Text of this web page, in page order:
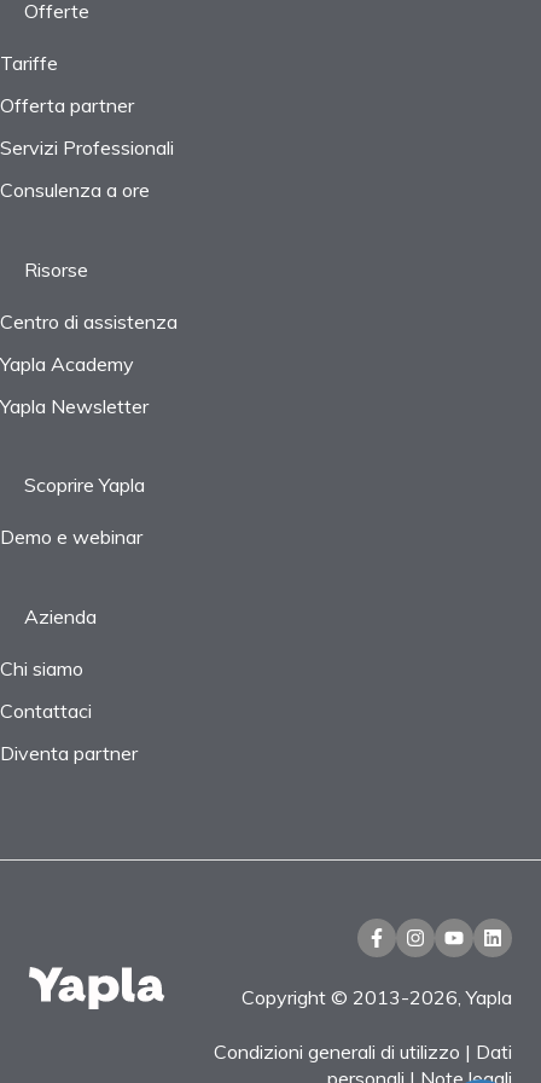
Impostazioni
IVA e tasse
Domande frequenti
Offerte
Tariffe
Offerta partner
Servizi Professionali
Consulenza a ore
Risorse
Centro di assistenza
Yapla Academy
Yapla Newsletter
Scoprire Yapla
Demo e webinar
Azienda
Chi siamo
Contattaci
Diventa partner
Copyright © 2013-2026, Yapla
Condizioni generali di utilizzo | Dati
personali | Note legali